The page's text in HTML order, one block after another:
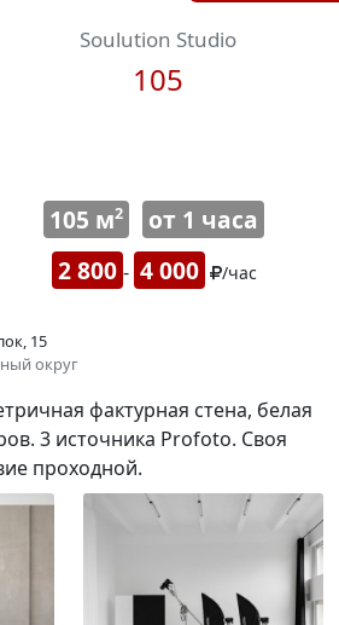
Soulution Studio
105
105 м2
от 1 часа
2 800 - 4 000 /час
15
округ
фактурная стена, белая
3 источника Profoto. Своя
проходной.